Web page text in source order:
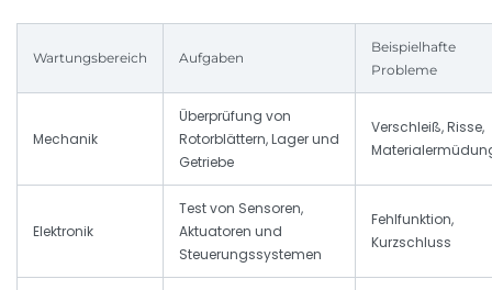
Wartungsbereich Aufgaben
Beispielhafte
Probleme
Mechanik
Überprüfung von
Rotorblättern, Lager und
Getriebe
Verschleiß, Risse,
Elektronik
Test von Sensoren,
Aktuatoren und
Steuerungssystemen
Fehlfunktion,
Kurzschluss